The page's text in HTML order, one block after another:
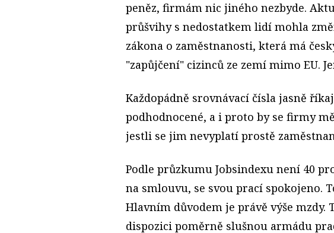
peněz, firmám nic jiného nezbyde.
průšvihy s nedostatkem lidí mohla
zákona o zaměstnanosti, která má
"zapůjčení" cizinců ze zemí mimo EU.
Každopádně srovnávací čísla jasně
podhodnocené, a i proto by se firmy
jestli se jim nevyplatí prostě
Podle průzkumu Jobsindexu není 40
na smlouvu, se svou prací spokojeno.
Hlavním důvodem je právě výše mzdy.
dispozici poměrně slušnou armádu